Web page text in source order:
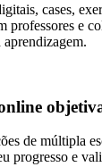
cases,
professores e
aprendizagem.
de múltipla
progresso e